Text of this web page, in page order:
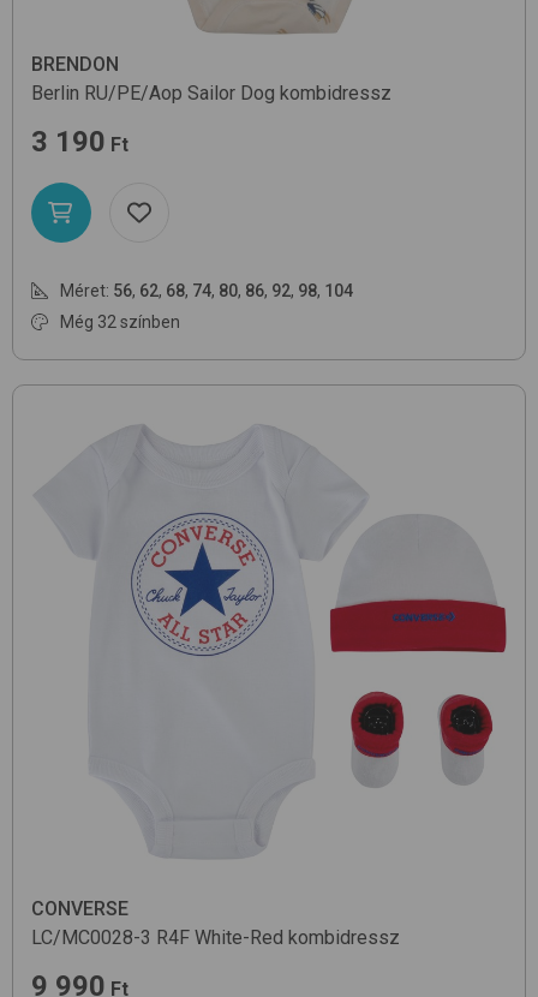
BRENDON
Berlin RU/PE/Aop Sailor Dog kombidressz
3 190 Ft
Méret: 56, 62, 68, 74, 80, 86, 92, 98, 104
Még 32 színben
CONVERSE
LC/MC0028-3 R4F White-Red kombidressz
9 990 Ft